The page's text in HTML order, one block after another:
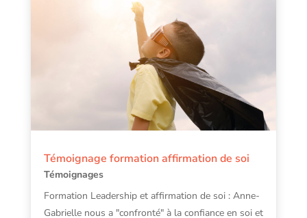
Témoignage formation affirmation de soi
Témoignages
Formation Leadership et affirmation de soi : Anne-
Gabrielle nous a "confronté" à la confiance en soi et